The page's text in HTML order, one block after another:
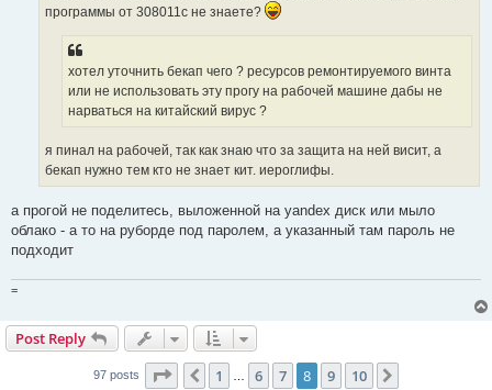
программы от 308011с не знаете?
хотел уточнить бекап чего ? ресурсов ремонтируемого винта
или не использовать эту прогу на рабочей машине дабы не
нарваться на китайский вирус ?
я пинал на рабочей, так как знаю что за защита на ней висит, а
бекап нужно тем кто не знает кит. иероглифы.
а прогой не поделитесь, выложенной на yandex диск или мыло
облако - а то на руборде под паролем, а указанный там пароль не
подходит
=
Post Reply
97 posts Page of10
Previous
1 6 7 8 9 10